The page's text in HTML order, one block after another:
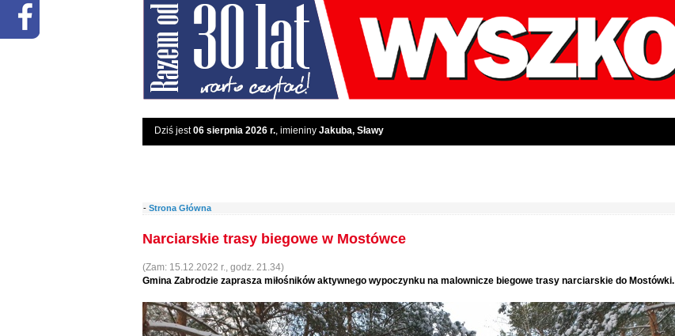
Dziś jest06 sierpnia 2026 r., imieniny Jakuba, Sławy
- Strona Główna
Narciarskie trasy biegowe w Mostówce
(Zam: 15.12.2022 r., godz. 21.34)
Gmina Zabrodzie zaprasza miłośników aktywnego wypoczynku na malownicze biegowe trasy narciarskie do Mostówki.